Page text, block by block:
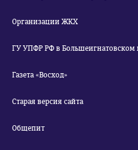
Организации ЖКХ
ГУ УПФР РФ в
Газета «Восход»
Старая версия сайта
Общепит